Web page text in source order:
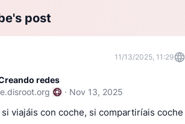
post
11/13/2025, 11:29
redes
· Nov 13, 2025
viajáis con coche, si compartiríais coche